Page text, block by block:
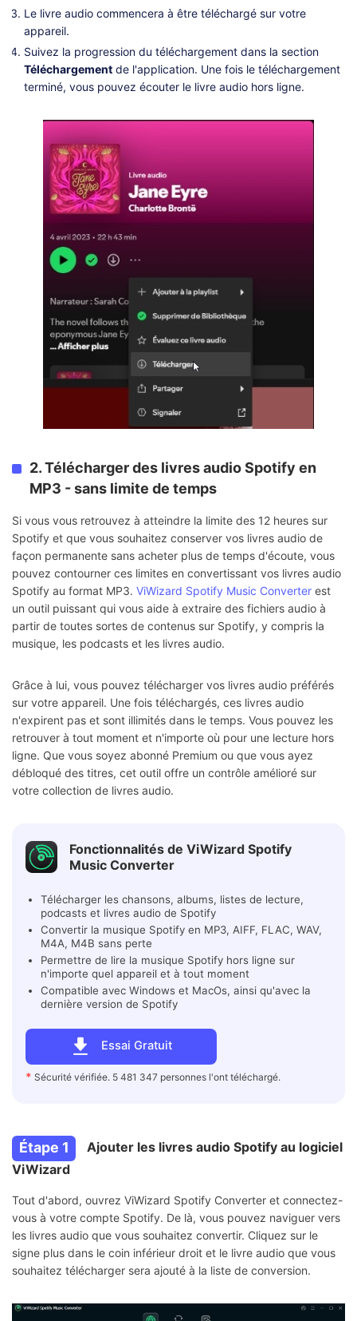
Le livre audio commencera à être téléchargé sur votre
appareil.
Suivez la progression du téléchargement dans la section
Téléchargement de l'application. Une fois le téléchargement
terminé, vous pouvez écouter le livre audio hors ligne.
2. Télécharger des livres audio Spotify en
MP3 - sans limite de temps
Si vous vous retrouvez à atteindre la limite des 12 heures sur
Spotify et que vous souhaitez conserver vos livres audio de
façon permanente sans acheter plus de temps d'écoute, vous
pouvez contourner ces limites en convertissant vos livres audio
Spotify au format MP3. ViWizard Spotify Music Converter est
un outil puissant qui vous aide à extraire des fichiers audio à
partir de toutes sortes de contenus sur Spotify, y compris la
musique, les podcasts et les livres audio.
Grâce à lui, vous pouvez télécharger vos livres audio préférés
sur votre appareil. Une fois téléchargés, ces livres audio
n'expirent pas et sont illimités dans le temps. Vous pouvez les
retrouver à tout moment et n'importe où pour une lecture hors
ligne. Que vous soyez abonné Premium ou que vous ayez
débloqué des titres, cet outil offre un contrôle amélioré sur
votre collection de livres audio.
Fonctionnalités de ViWizard Spotify
Music Converter
Essai Gratuit
* Sécurité vérifiée. 5 481 347 personnes l'ont téléchargé.
Télécharger les chansons, albums, listes de lecture,
podcasts et livres audio de Spotify
Convertir la musique Spotify en MP3, AIFF, FLAC, WAV,
M4A, M4B sans perte
Permettre de lire la musique Spotify hors ligne sur
n'importe quel appareil et à tout moment
Compatible avec Windows et MacOs, ainsi qu'avec la
dernière version de Spotify
Étape 1
Ajouter les livres audio Spotify au logiciel
ViWizard
Tout d'abord, ouvrez ViWizard Spotify Converter et connectez-
vous à votre compte Spotify. De là, vous pouvez naviguer vers
les livres audio que vous souhaitez convertir. Cliquez sur le
signe plus dans le coin inférieur droit et le livre audio que vous
souhaitez télécharger sera ajouté à la liste de conversion.